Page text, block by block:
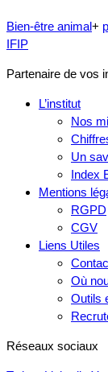
Bien-être animal+
IFIP
Partenaire de vos
L’institut
Nos
Un
Index
Mentions
RGPD
CGV
Liens Utiles
Où
Outils
Réseaux sociaux